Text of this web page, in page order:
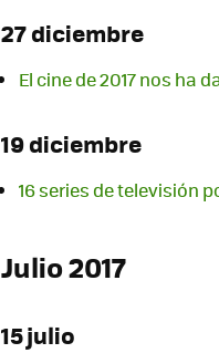
27 diciembre
El cine de 2017 nos ha
19 diciembre
16 series de televisión
Julio 2017
15 julio